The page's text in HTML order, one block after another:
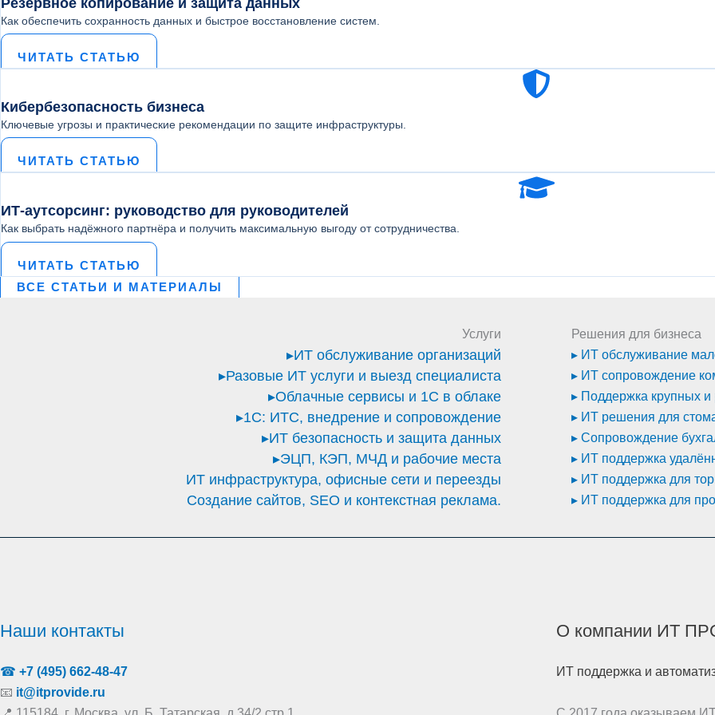
Как обеспечить сохранность данных и быстрое восстановление систем.
ЧИТАТЬ СТАТЬЮ
Кибербезопасность бизнеса
Ключевые угрозы и практические рекомендации по защите инфраструктуры.
ЧИТАТЬ СТАТЬЮ
ИТ‑аутсорсинг: руководство для руководителей
Как выбрать надёжного партнёра и получить максимальную выгоду от сотрудничества.
ЧИТАТЬ СТАТЬЮ
ВСЕ СТАТЬИ И МАТЕРИАЛЫ
Услуги
▸ИТ обслуживание организаций
▸Разовые ИТ услуги и выезд специалиста
▸Облачные сервисы и 1С в облаке
▸1С: ИТС, внедрение и сопровождение
▸ИТ безопасность и защита данных
▸ЭЦП, КЭП, МЧД и рабочие места
ИТ инфраструктура, офисные сети и переезды
Создание сайтов, SEO и контекстная реклама​.
Решения для бизнеса
▸ ИТ обслуживание
▸ ИТ сопровождение
▸ Поддержка крупных
▸ ИТ решения для
▸ Сопровождение
▸ ИТ поддержка
▸ ИТ поддержка для
▸ ИТ поддержка для
Наши контакты
☎ +7 (495) 662-48-47
📧 it@itprovide.ru
О компании ИТ
ИТ поддержка и